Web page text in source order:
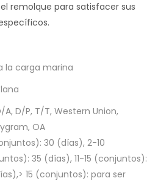
remolque para satisfacer sus
la carga marina
A, D/P, T/T, Western Union,
OA
30 (días), 2-10
35 (días), 11-15 (conjuntos):
15 (conjuntos): para ser